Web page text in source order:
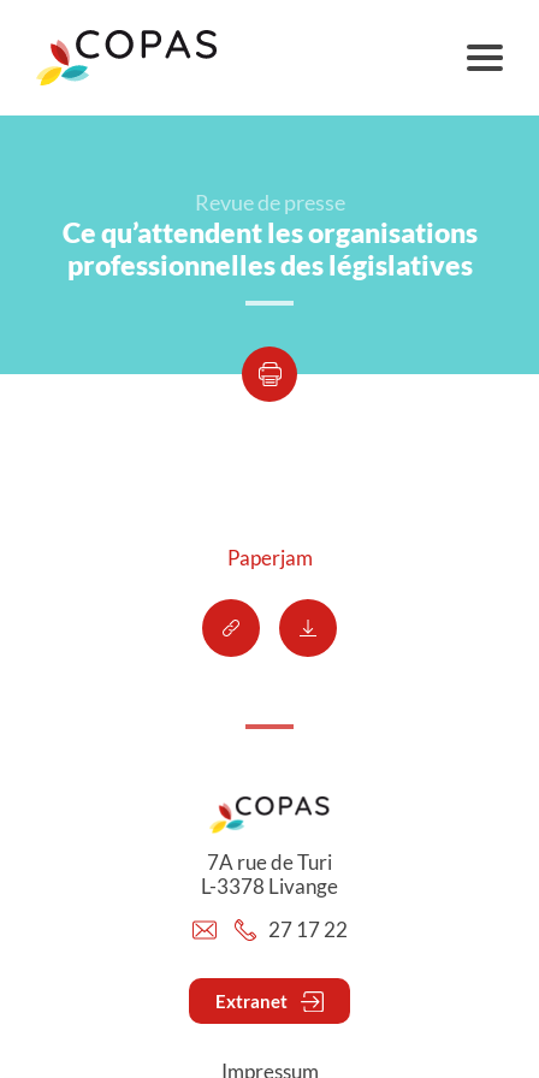
Revue de presse
Ce qu’attendent les organisations
professionnelles des législatives
Paperjam
7A rue de Turi
L-3378 Livange
27 17 22
Extranet
Impressum